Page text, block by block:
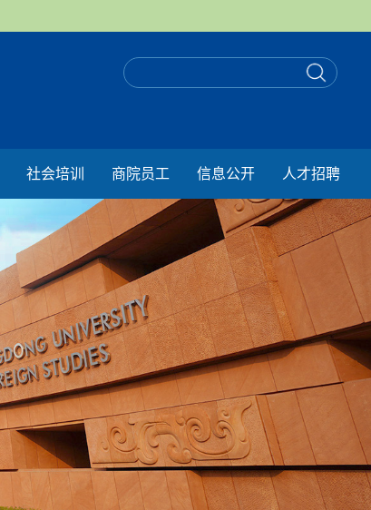
社会培训 商院员工 信息公开 人才招聘